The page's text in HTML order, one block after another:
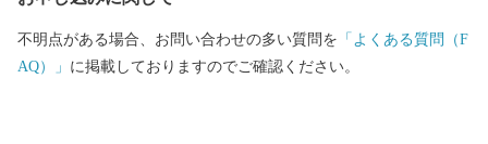
不明点がある場合、お問い合わせの多い質問を 「よくある質問（F
AQ）」 に掲載しておりますのでご確認ください。